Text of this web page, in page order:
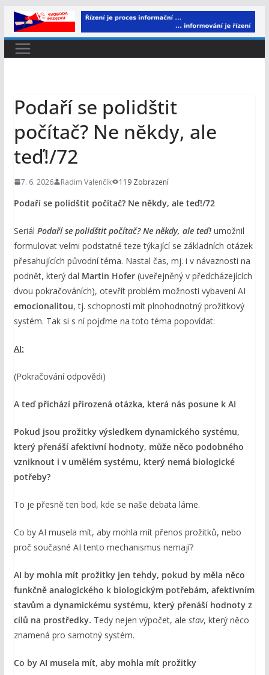
Přeskočit
na
obsah
Podaří se polidštit
počítač? Ne nĕkdy, ale
teď!/72
7. 6. 2026 Radim Valenčík 119 Zobrazení
Podaří se polidštit počítač? Ne nĕkdy, ale teď!/72
Seriál Podaří se polidštit počítač? Ne nĕkdy, ale teď!umožnil
formulovat velmi podstatné teze týkající se základních otázek
přesahujících původní téma. Nastal čas, mj. i v návaznosti na
podnět, který dal Martin Hofer(uveřejněný v předcházejících
dvou pokračováních), otevřít problém možnosti vybavení AI
emocionalitou, tj. schopností mít plnohodnotný prožitkový
systém. Tak si s ní pojďme na toto téma popovídat:
AI:
(Pokračování odpovědi)
A teď přichází přirozená otázka, která nás posune k AI
Pokud jsou prožitky výsledkem dynamického systému,
který přenáší afektivní hodnoty, může něco podobného
vzniknout i v umělém systému, který nemá biologické
potřeby?
To je přesně ten bod, kde se naše debata láme.
Co by AI musela mít, aby mohla mít přenos prožitků, nebo
proč současné AI tento mechanismus nemají?
AI by mohla mít prožitky jen tehdy, pokud by měla něco
funkčně analogického k biologickým potřebám, afektivním
stavům a dynamickému systému, který přenáší hodnoty z
cílů na prostředky. Tedy nejen výpočet, ale stav, který něco
znamená pro samotný systém.
Co by AI musela mít, aby mohla mít prožitky